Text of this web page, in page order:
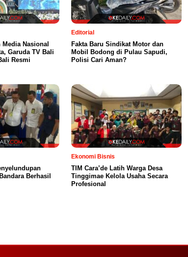
Nasional
Garuda TV Bali
Resmi
Editorial
Fakta Baru Sindikat Motor dan
Mobil Bodong di Pulau Sapudi,
Polisi Cari Aman?
Berhasil
Ekonomi Bisnis
TIM Cara’de Latih Warga Desa
Tinggimae Kelola Usaha Secara
Profesional